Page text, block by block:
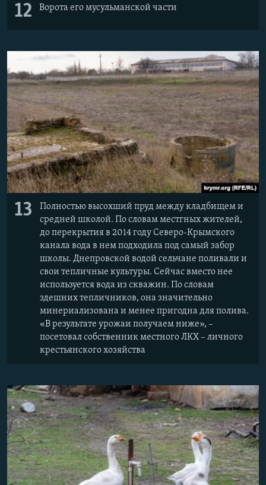
12 Ворота его мусульманской части
13
Полностью высохший пруд между кладбищем и
средней школой. По словам местгных жителей,
до перекрытия в 2014 году Северо-Крымского
канала вода в нем подходила под самый забор
школы. Днепровской водой сельчане поливали и
свои тепличные культуры. Сейчас вместо нее
используется вода из скважин. По словам
здешних тепличников, она значительно
минериализована и менее пригодна для полива.
«В результате урожаи получаем ниже», –
посетовал собственник местного ЛКХ – личного
крестьянского хозяйства